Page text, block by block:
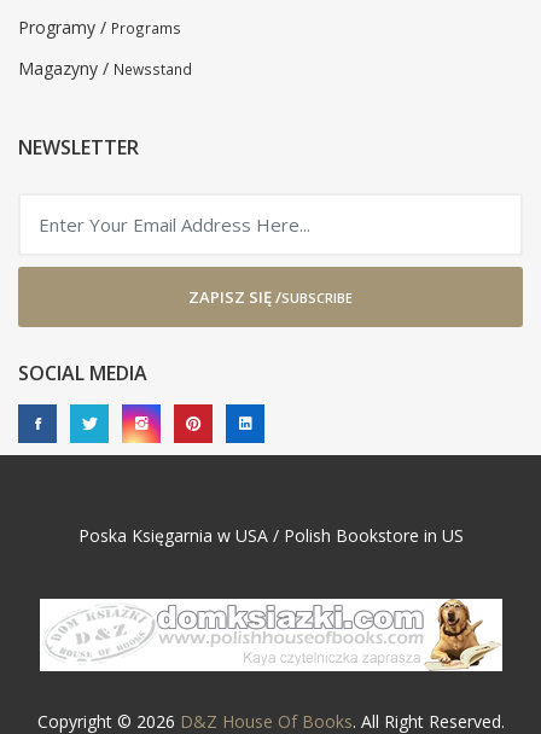
Programy / Programs
Magazyny / Newsstand
NEWSLETTER
ZAPISZ SIĘ /SUBSCRIBE
SOCIAL MEDIA
Poska Księgarnia w USA / Polish Bookstore in US
Copyright © 2026 D&Z House Of Books. All Right Reserved.